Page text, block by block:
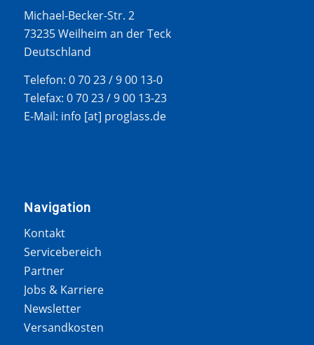
Michael-Becker-Str. 2
73235 Weilheim an der Teck
Deutschland
Telefon: 0 70 23 / 9 00 13-0
Telefax: 0 70 23 / 9 00 13-23
E-Mail: info [at] proglass.de
Navigation
Kontakt
Servicebereich
Partner
Jobs & Karriere
Newsletter
Versandkosten